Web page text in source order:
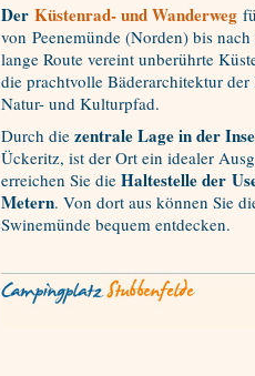
Der Küstenrad- und Wanderweg
von Peenemünde (Norden) bis
lange Route vereint unberührte
die prachtvolle Bäderarchitektur
Natur- und Kulturpfad.
Durch die zentrale Lage in der
Ückeritz, ist der Ort ein idealer
erreichen Sie die Haltestelle der
Metern. Von dort aus können Sie
Swinemünde bequem entdecken.